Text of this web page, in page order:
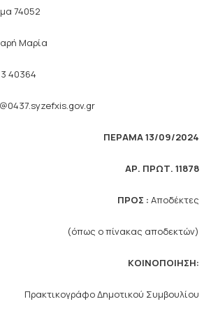
74052
Μαρία
40364
ΠΕΡΑΜΑ 13/09/2024
ΑΡ. ΠΡΩΤ. 11878
ΠΡΟΣ :Αποδέκτες
(όπως ο πίνακας αποδεκτών)
ΚΟΙΝΟΠΟΙΗΣΗ:
Πρακτικογράφο Δημοτικού Συμβουλίου